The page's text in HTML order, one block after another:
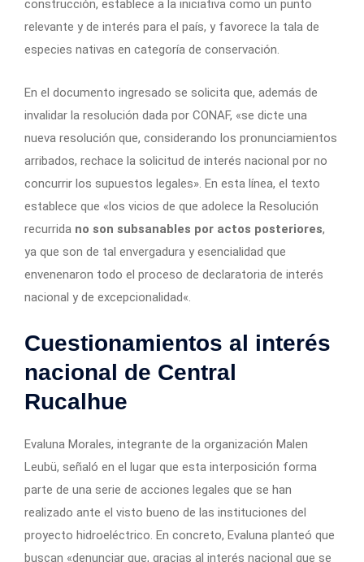
construcción, establece a la iniciativa como un punto
relevante y de interés para el país, y favorece la tala de
especies nativas en categoría de conservación.
En el documento ingresado se solicita que, además de
invalidar la resolución dada por CONAF, «se dicte una
nueva resolución que, considerando los pronunciamientos
arribados, rechace la solicitud de interés nacional por no
concurrir los supuestos legales». En esta línea, el texto
establece que «los vicios de que adolece la Resolución
recurrida no son subsanables por actos posteriores,
ya que son de tal envergadura y esencialidad que
envenenaron todo el proceso de declaratoria de interés
nacional y de excepcionalidad«.
Cuestionamientos al interés
nacional de Central
Rucalhue
Evaluna Morales, integrante de la organización Malen
Leubü, señaló en el lugar que esta interposición forma
parte de una serie de acciones legales que se han
realizado ante el visto bueno de las instituciones del
proyecto hidroeléctrico. En concreto, Evaluna planteó que
buscan «denunciar que, gracias al interés nacional que se